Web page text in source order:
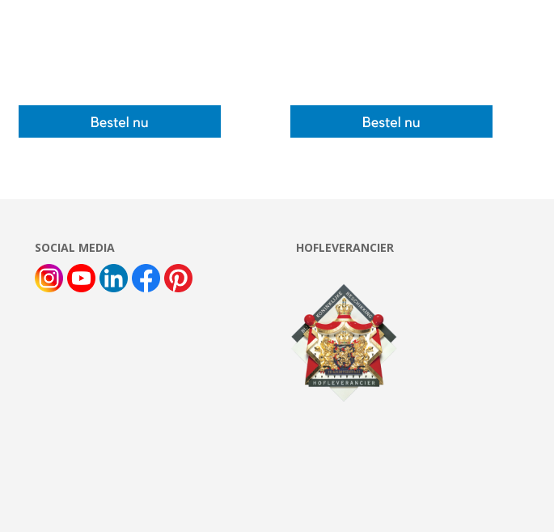
SOCIAL MEDIA HOFLEVERANCIER